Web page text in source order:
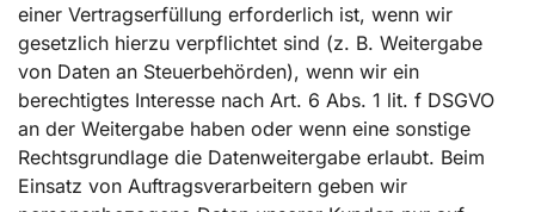
einer Vertragserfüllung erforderlich ist, wenn wir
gesetzlich hierzu verpflichtet sind (z. B. Weitergabe
von Daten an Steuerbehörden), wenn wir ein
berechtigtes Interesse nach Art. 6 Abs. 1 lit. f DSGVO
an der Weitergabe haben oder wenn eine sonstige
Rechtsgrundlage die Datenweitergabe erlaubt. Beim
Einsatz von Auftragsverarbeitern geben wir